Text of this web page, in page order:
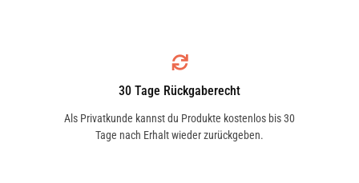
30 Tage Rückgaberecht
Als Privatkunde kannst du Produkte kostenlos bis 30
Tage nach Erhalt wieder zurückgeben.